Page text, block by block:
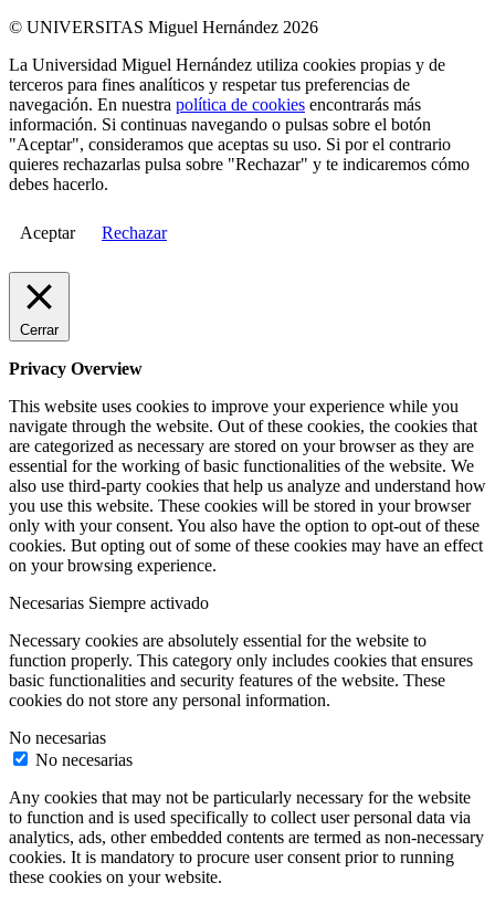
© UNIVERSITAS Miguel Hernández 2026
La Universidad Miguel Hernández utiliza cookies propias y de
terceros para fines analíticos y respetar tus preferencias de
navegación. En nuestra política de cookies encontrarás más
información. Si continuas navegando o pulsas sobre el botón
"Aceptar", consideramos que aceptas su uso. Si por el contrario
quieres rechazarlas pulsa sobre "Rechazar" y te indicaremos cómo
debes hacerlo.
Aceptar Rechazar
Cerrar
Privacy Overview
This website uses cookies to improve your experience while you
navigate through the website. Out of these cookies, the cookies that
are categorized as necessary are stored on your browser as they are
essential for the working of basic functionalities of the website. We
also use third-party cookies that help us analyze and understand how
you use this website. These cookies will be stored in your browser
only with your consent. You also have the option to opt-out of these
cookies. But opting out of some of these cookies may have an effect
on your browsing experience.
Necesarias Siempre activado
Necessary cookies are absolutely essential for the website to
function properly. This category only includes cookies that ensures
basic functionalities and security features of the website. These
cookies do not store any personal information.
No necesarias
No necesarias
Any cookies that may not be particularly necessary for the website
to function and is used specifically to collect user personal data via
analytics, ads, other embedded contents are termed as non-necessary
cookies. It is mandatory to procure user consent prior to running
these cookies on your website.